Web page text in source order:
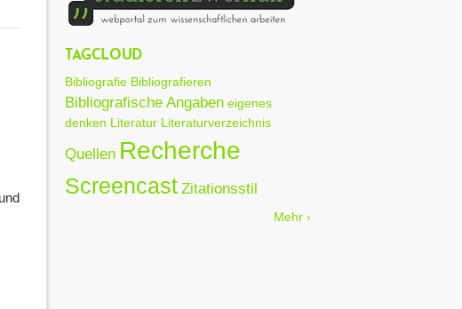
TAGCLOUD
Bibliografie Bibliografieren
Bibliografische Angaben eigenes
denken Literatur Literaturverzeichnis
Quellen Recherche
Screencast Zitationsstil
Mehr ›